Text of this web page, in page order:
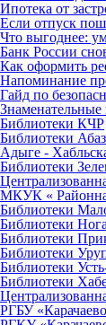
Ипотека от
Если отпуск
Что выгоднее:
Банк России
Как оформить
Напоминание
Гайд по
Библиотеки КЧР
Библиотеки
Адыге -
Библиотеки
МКУК «
Библиотеки
Библиотеки
Библиотеки
Библиотеки
Библиотеки
Библиотеки
РГБУ